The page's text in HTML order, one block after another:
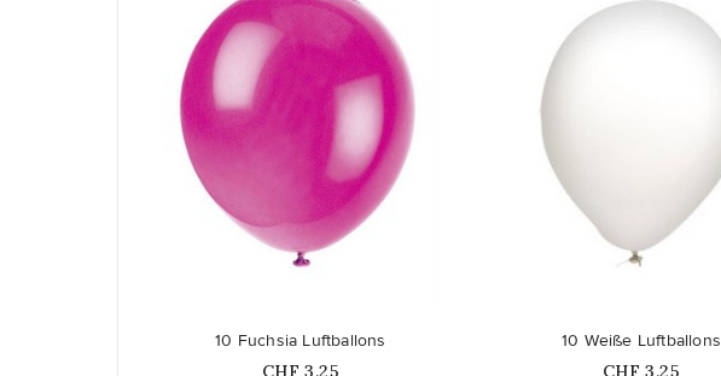
10 Fuchsia Luftballons
Price
CHF 3,25
10 Weiße Luftballons
Price
CHF 3,25